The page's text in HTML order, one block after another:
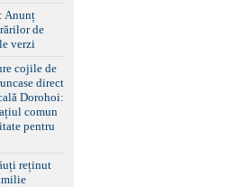
Anunț
de
verzi
cojile de
direct
Dorohoi:
comun
pentru
reținut